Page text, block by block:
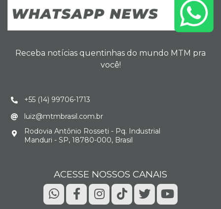
Receba notícias quentinhas do mundo MTM pra
você!
+55 (14) 99706-1713
luiz@mtmbrasil.com.br
Rodovia Antônio Rosseti - Pq. Industrial
Manduri - SP, 18780-000, Brasil
ACESSE NOSSOS CANAIS